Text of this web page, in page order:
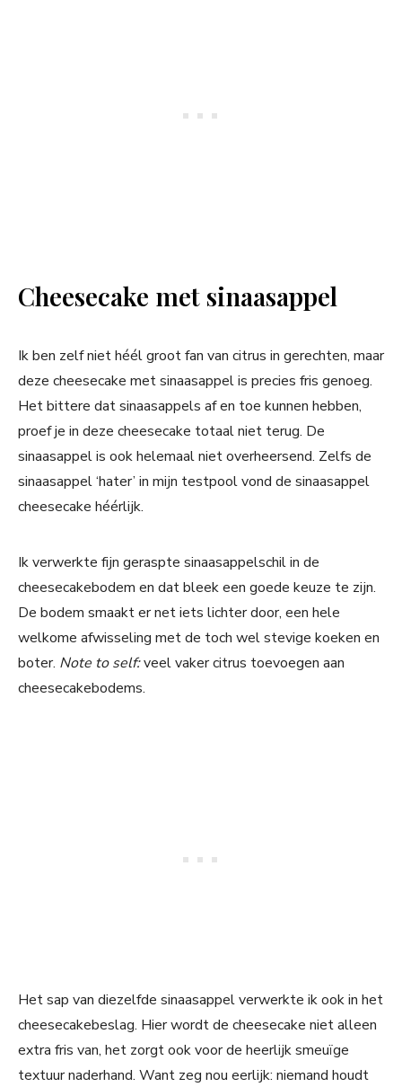
Cheesecake met sinaasappel
Ik ben zelf niet héél groot fan van citrus in gerechten, maar
deze cheesecake met sinaasappel is precies fris genoeg.
Het bittere dat sinaasappels af en toe kunnen hebben,
proef je in deze cheesecake totaal niet terug. De
sinaasappel is ook helemaal niet overheersend. Zelfs de
sinaasappel ‘hater’ in mijn testpool vond de sinaasappel
cheesecake héérlijk.
Ik verwerkte fijn geraspte sinaasappelschil in de
cheesecakebodem en dat bleek een goede keuze te zijn.
De bodem smaakt er net iets lichter door, een hele
welkome afwisseling met de toch wel stevige koeken en
boter. Note to self:veel vaker citrus toevoegen aan
cheesecakebodems.
Het sap van diezelfde sinaasappel verwerkte ik ook in het
cheesecakebeslag. Hier wordt de cheesecake niet alleen
extra fris van, het zorgt ook voor de heerlijk smeuïge
textuur naderhand. Want zeg nou eerlijk: niemand houdt